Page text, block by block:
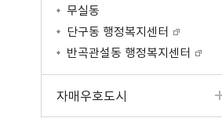
무실동
단구동 행정복지센터
반곡관설동 행정복지센터
자매우호도시